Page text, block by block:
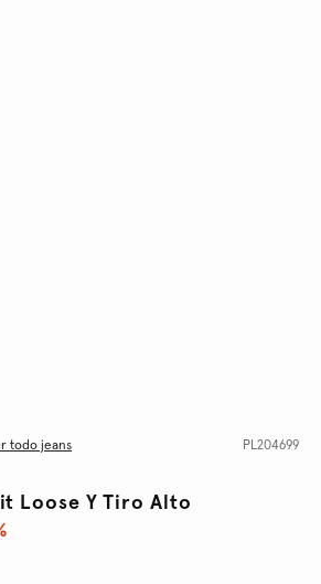
todo jeans PL204699
Loose Y Tiro Alto